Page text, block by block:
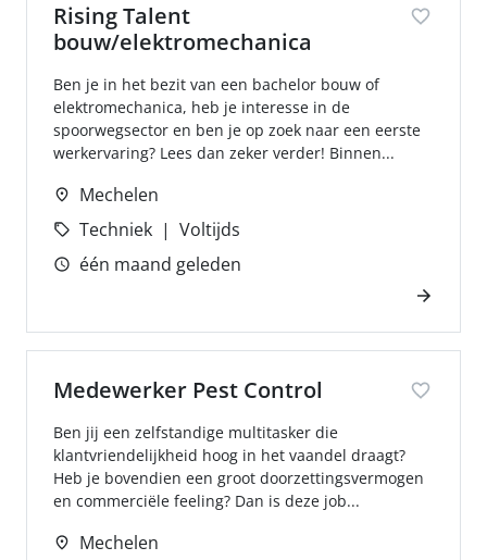
Rising Talent
bouw/elektromechanica
Ben je in het bezit van een bachelor bouw of
elektromechanica, heb je interesse in de
spoorwegsector en ben je op zoek naar een eerste
werkervaring? Lees dan zeker verder! Binnen...
Mechelen
Techniek
Voltijds
één maand geleden
Medewerker Pest Control
Ben jij een zelfstandige multitasker die
klantvriendelijkheid hoog in het vaandel draagt?
Heb je bovendien een groot doorzettingsvermogen
en commerciële feeling? Dan is deze job...
Mechelen